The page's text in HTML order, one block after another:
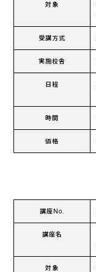
対象
受講方式
実施校舎
日程
時間
価格
講座No.
講座名
対象